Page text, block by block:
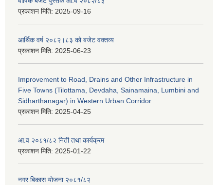
प्रकाशन मिति: 2025-09-16
आर्थिक वर्ष २०८२।८३ को बजेट वक्तव्य
प्रकाशन मिति: 2025-06-23
Improvement to Road, Drains and Other Infrastructure in
Five Towns (Tilottama, Devdaha, Sainamaina, Lumbini and
Sidharthanagar) in Western Urban Corridor
प्रकाशन मिति: 2025-04-25
आ.व २०८१/८२ निती तथा कार्यक्रम
प्रकाशन मिति: 2025-01-22
नगर बिकास योजना २०८१/८२